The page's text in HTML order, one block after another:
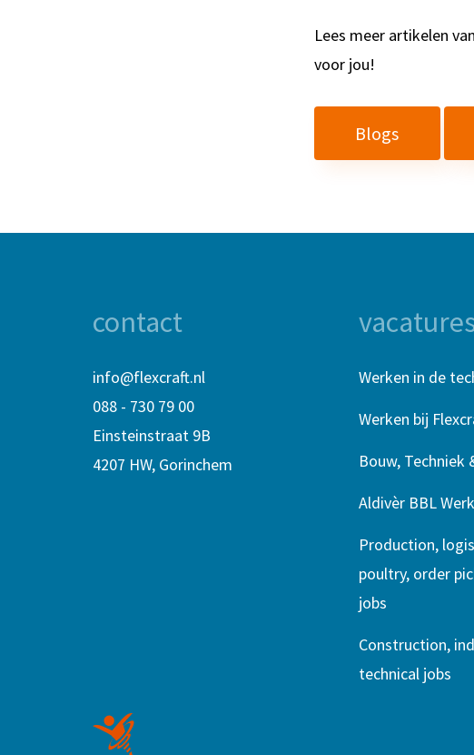
Lees meer artikelen
voor jou!
Blogs
contact
info@flexcraft.nl
088 - 730 79 00
Einsteinstraat 9B
4207 HW, Gorinchem
Werken in de
Werken bij
Bouw, Techniek
Aldivèr BBL
Production,
poultry, order
jobs
Construction,
technical jobs